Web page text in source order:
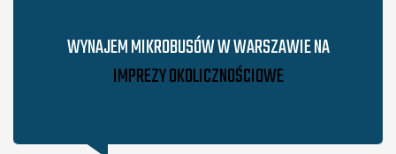
WYNAJEM MIKROBUSÓW W WARSZAWIE NA
IMPREZY OKOLICZNOŚCIOWE